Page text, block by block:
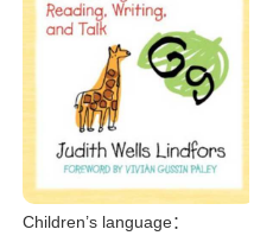
Children’s language：